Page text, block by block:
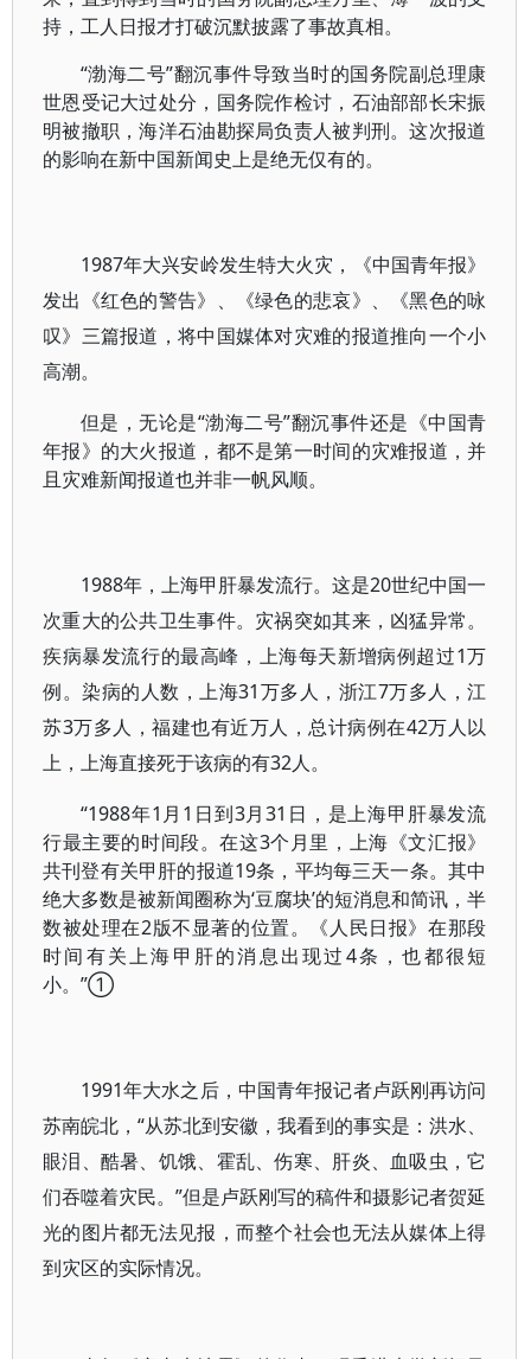
持，工人日报才打破沉默披露了事故真相。
“渤海二号”翻沉事件导致当时的国务院副总理康
世恩受记大过处分，国务院作检讨，石油部部长宋振
明被撤职，海洋石油勘探局负责人被判刑。这次报道
的影响在新中国新闻史上是绝无仅有的。
1987年大兴安岭发生特大火灾，《中国青年报》
发出《红色的警告》、《绿色的悲哀》、《黑色的咏
叹》三篇报道，将中国媒体对灾难的报道推向一个小
高潮。
但是，无论是“渤海二号”翻沉事件还是《中国青
年报》的大火报道，都不是第一时间的灾难报道，并
且灾难新闻报道也并非一帆风顺。
1988年，上海甲肝暴发流行。这是20世纪中国一
次重大的公共卫生事件。灾祸突如其来，凶猛异常。
疾病暴发流行的最高峰，上海每天新增病例超过1万
例。染病的人数，上海31万多人，浙江7万多人，江
苏3万多人，福建也有近万人，总计病例在42万人以
上，上海直接死于该病的有32人。
“1988年1月1日到3月31日，是上海甲肝暴发流
行最主要的时间段。在这3个月里，上海《文汇报》
共刊登有关甲肝的报道19条，平均每三天一条。其中
绝大多数是被新闻圈称为‘豆腐块’的短消息和简讯，半
数被处理在2版不显著的位置。《人民日报》在那段
时间有关上海甲肝的消息出现过4条，也都很短
小。”①
1991年大水之后，中国青年报记者卢跃刚再访问
苏南皖北，“从苏北到安徽，我看到的事实是：洪水、
眼泪、酷暑、饥饿、霍乱、伤寒、肝炎、血吸虫，它
们吞噬着灾民。”但是卢跃刚写的稿件和摄影记者贺延
光的图片都无法见报，而整个社会也无法从媒体上得
到灾区的实际情况。